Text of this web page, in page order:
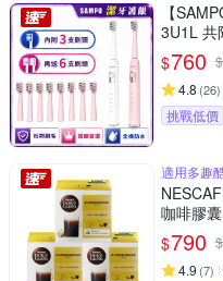
【
3U1L 共
$760 $
4.8 (26)
挑戰低價
適用多趣
咖啡膠
$790 $
4.9 (7)